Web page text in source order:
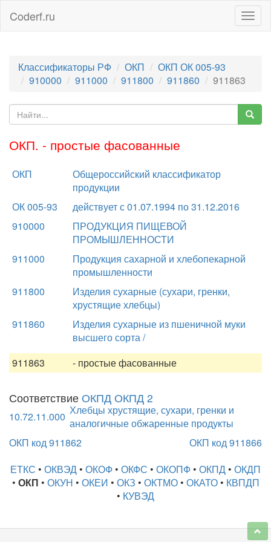
Coderf.ru
Классификаторы РФ ОКП
ОКП ОК 005-93
910000
911000 911800 911860 911863
ОКП. - простые фасованные
ОКП
Общероссийский классификатор
продукции
ОК 005-93
действует с 01.07.1994 по 31.12.2016
910000
ПРОДУКЦИЯ ПИЩЕВОЙ
ПРОМЫШЛЕННОСТИ
911000
Продукция сахарной и хлебопекарной
промышленности
911800
Изделия сухарные (сухари, гренки,
хрустящие хлебцы)
911860
Изделия сухарные из пшеничной муки
высшего сорта /
911863
- простые фасованные
Соответствие ОКПД ОКПД 2
10.72.11.000 Хлебцы хрустящие, сухари, гренки и
аналогичные обжаренные продукты
ОКП код 911862
ОКП код 911866
ЕТКС • ОКВЭД • ОКОФ • ОКФС • ОКОПФ • ОКПД • ОКДП
• ОКП • ОКУН • ОКЕИ • ОКЗ • ОКТМО• ОКАТО• КВПДП
• КУВЭД